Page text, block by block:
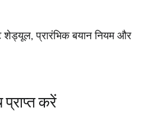
प्रारंभिक बयान नियम और
करें